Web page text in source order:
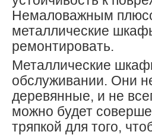
Немаловажным
металлические
ремонтировать.
Металлические
обслуживании. Они
деревянные, и не
можно будет
тряпкой для того,